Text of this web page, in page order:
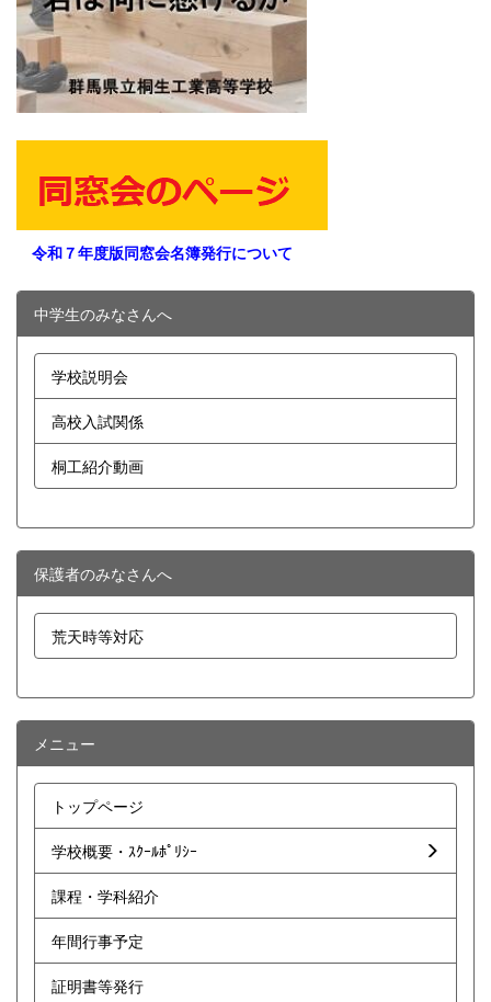
令和７年度版同窓会名簿発行について
中学生のみなさんへ
学校説明会
高校入試関係
桐工紹介動画
保護者のみなさんへ
荒天時等対応
メニュー
トップページ
学校概要・ｽｸｰﾙﾎﾟﾘｼｰ
課程・学科紹介
年間行事予定
証明書等発行